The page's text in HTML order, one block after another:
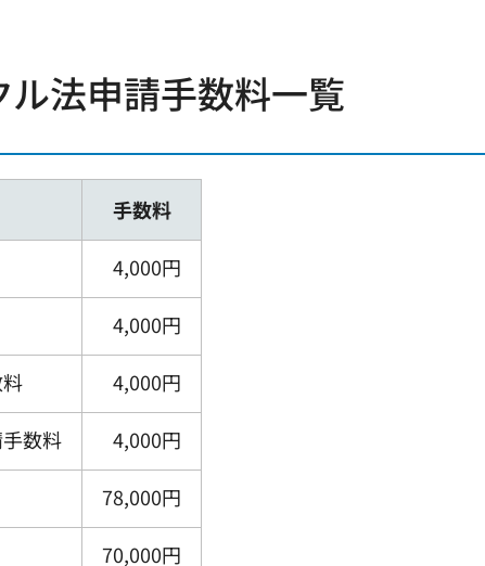
法申請手数料一覧
手数料
4,000円
4,000円
4,000円
数料 4,000円
78,000円
70,000円